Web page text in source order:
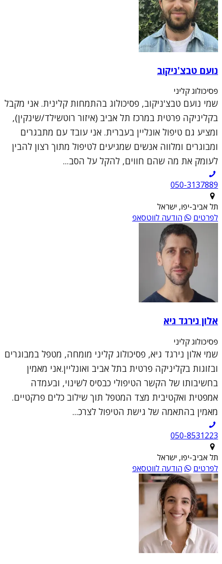
נועם טבצ'ניקוב
פסיכולוג קליני
שמי נועם טבצ'ניקוב, פסיכולוג בהתמחות קלינית. אני מקבל
בקליניקה פרטית במרכז תל אביב (איזור רוטשילד/שינקין),
ומציע גם טיפול אונליין בעברית. אני עובד עם מתבגרים
ומבוגרים ומלווה אנשים שמגיעים לטיפול מתוך רצון להבין
לעומק את מה שהם חווים, להקל על הסב...
050-3137889
תל אביב-יפו, ישראל
לפרטים
הודעה לווטסאפ
אלון נירגד גיא
פסיכולוג קליני
שמי אלון נירגד גיא, פסיכולוג קליני מומחה, מטפל במבוגרים
ובזוגות בקליניקה פרטית בתל אביב ואונליין.אני מאמין
בחשיבותו של הקשר הטיפולי כבסיס לשינוי, ובעמדה
אמפטית ואקטיבית מצד המטפל תוך שילוב כלים פרקטיים.
מאמין בהתאמה של גישת הטיפול לצרכ...
050-8531223
תל אביב-יפו, ישראל
לפרטים
הודעה לווטסאפ